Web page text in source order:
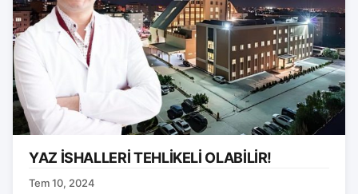
YAZ İSHALLERİ TEHLİKELİ OLABİLİR!
Tem 10, 2024